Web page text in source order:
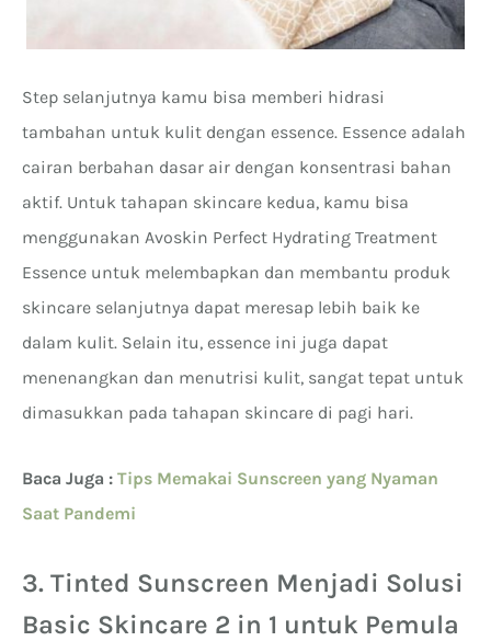
Step selanjutnya kamu bisa memberi hidrasi
tambahan untuk kulit dengan essence. Essence adalah
cairan berbahan dasar air dengan konsentrasi bahan
aktif. Untuk tahapan skincare kedua, kamu bisa
menggunakan Avoskin Perfect Hydrating Treatment
Essence untuk melembapkan dan membantu produk
skincare selanjutnya dapat meresap lebih baik ke
dalam kulit. Selain itu, essence ini juga dapat
menenangkan dan menutrisi kulit, sangat tepat untuk
dimasukkan pada tahapan skincare di pagi hari.
Baca Juga : Tips Memakai Sunscreen yang Nyaman
Saat Pandemi
3. Tinted Sunscreen Menjadi Solusi
Basic Skincare 2 in 1 untuk Pemula